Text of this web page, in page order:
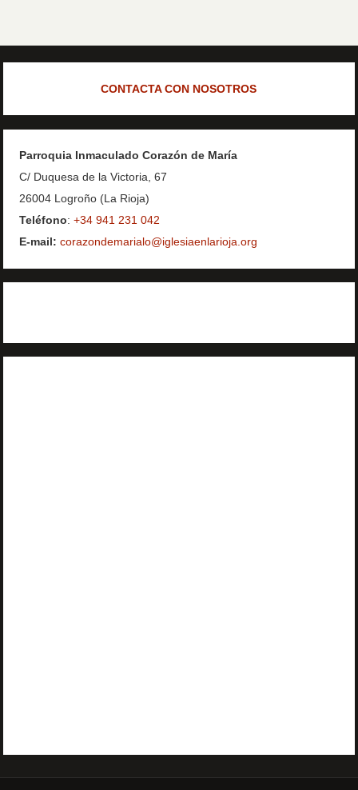
CONTACTA CON NOSOTROS
Parroquia Inmaculado Corazón de María
C/ Duquesa de la Victoria, 67
26004 Logroño (La Rioja)
Teléfono:+34 941 231 042
E-mail: corazondemarialo@iglesiaenlarioja.org